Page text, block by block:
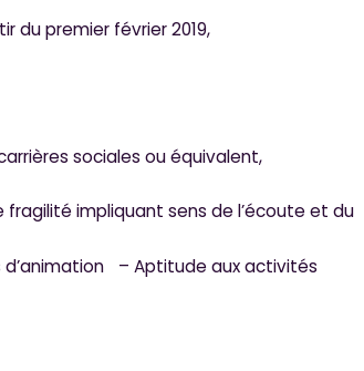
du premier février 2019,
sociales ou équivalent,
fragilité impliquant sens de l’écoute et du
– Aptitude aux activités